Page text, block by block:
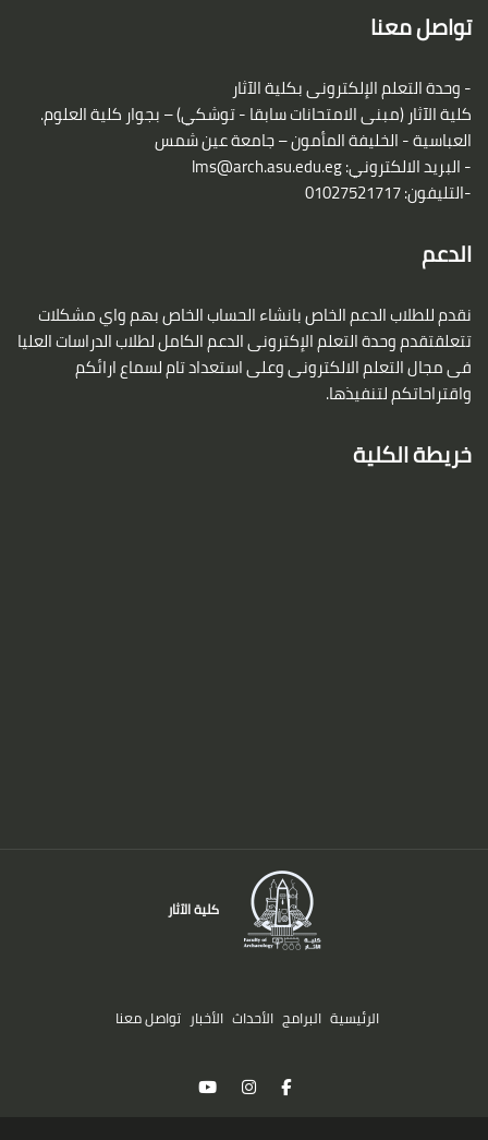
تواصل معنا
- وحدة التعلم الإلكترونى بكلية الآثار
كلية الآثار (مبنى الامتحانات سابقا - توشكي) – بجوار كلية العلوم.
العباسية - الخليفة المأمون – جامعة عين شمس
- البريد الالكتروني:lms@arch.asu.edu.eg
-التليفون: 01027521717
الدعم
نقدم للطلاب الدعم الخاص بانشاء الحساب الخاص بهم واي مشكلات
تتعلقتقدم وحدة التعلم الإكترونى الدعم الكامل لطلاب الدراسات العليا
فى مجال التعلم الالكترونى وعلى استعداد تام لسماع ارائكم
واقتراحاتكم لتنفيذها.
خريطة الكلية
كلية الآثار
الرئيسية البرامج الأحداث الأخبار تواصل معنا